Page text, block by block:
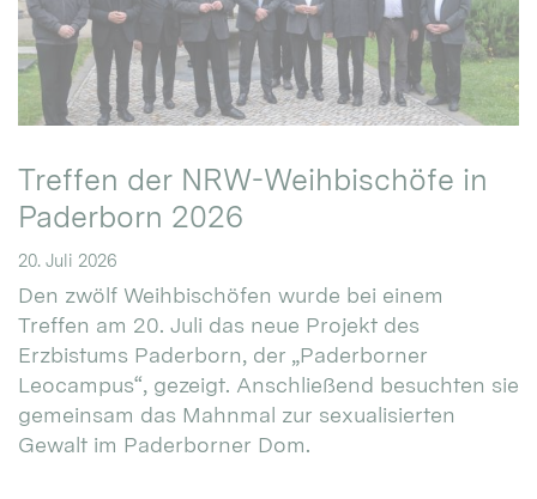
Treffen der NRW-Weihbischöfe in
Paderborn 2026
20. Juli 2026
Den zwölf Weihbischöfen wurde bei einem
Treffen am 20. Juli das neue Projekt des
Erzbistums Paderborn, der „Paderborner
Leocampus“, gezeigt. Anschließend besuchten sie
gemeinsam das Mahnmal zur sexualisierten
Gewalt im Paderborner Dom.